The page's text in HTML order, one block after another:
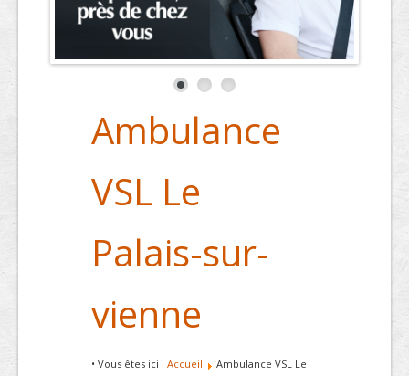
Ambulance
VSL Le
Palais-sur-
vienne
• Vous êtes ici : Accueil
Ambulance VSL Le